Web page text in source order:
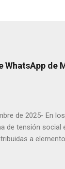
WhatsApp de
de 2025- En
de tensión social
a